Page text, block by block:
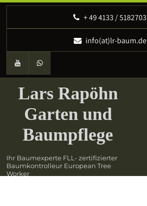
‭+ 49 4133 / 5182703
info(at)lr-baum.de
Lars Rapöhn
Garten und
Baumpflege
Ihr Baumexperte FLL- zertifizierter
Baumkontrolleur European Tree
Worker